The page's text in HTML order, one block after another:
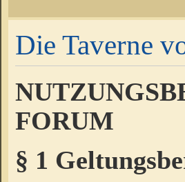
Die Taverne
FORUM
§ 1